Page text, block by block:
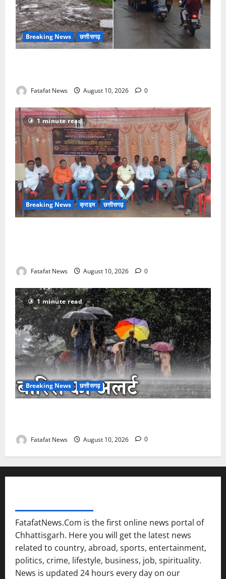
Breaking News छत्तीसगढ़
Fatafat News August 10, 2026 0
1 minute read
Breaking News क्राइम छत्तीसगढ़
Fatafat News August 10, 2026 0
1 minute read
Breaking News छत्तीसगढ़
Fatafat News August 10, 2026 0
FatafatNews.Com is the first online news portal of
Chhattisgarh. Here you will get the latest news
related to country, abroad, sports, entertainment,
politics, crime, lifestyle, business, job, spirituality.
News is updated 24 hours every day on our